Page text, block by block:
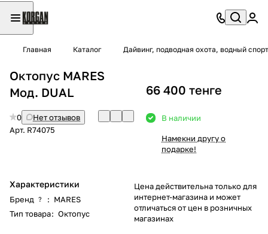
Главная Каталог Дайвинг, подводная охота, водный спорт
Октопус MARES
Мод. DUAL
0
Нет отзывов
Арт. R74075
Характеристики
Бренд ? : MARES
Тип товара: Октопус
66 400 тенге
В наличии
Намекни другу о
подарке!
Цена действительна только для
интернет-магазина и может
отличаться от цен в розничных
магазинах